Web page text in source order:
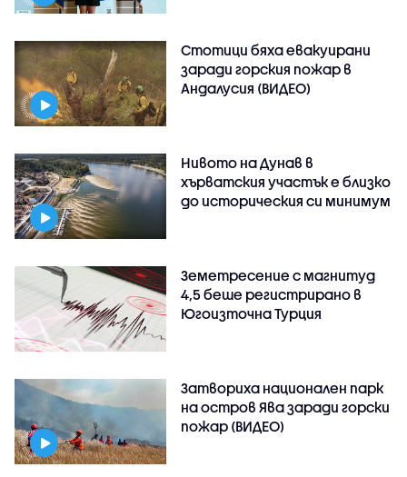
Стотици бяха евакуирани
заради горския пожар в
Андалусия (ВИДЕО)
Нивото на Дунав в
хърватския участък е близко
до историческия си минимум
Земетресение с магнитуд
4,5 беше регистрирано в
Югоизточна Турция
Затвориха национален парк
на остров Ява заради горски
пожар (ВИДЕО)